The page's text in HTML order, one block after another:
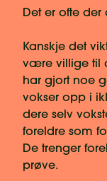
Det er ofte der
Kanskje det
være villige til
har gjort noe
vokser opp i
dere selv
foreldre som
De trenger
prøve.